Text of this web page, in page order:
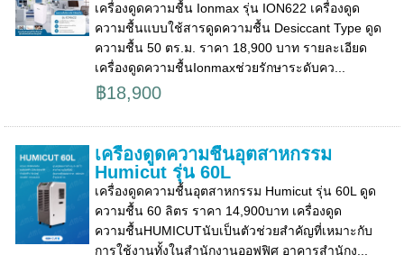
เครื่องดูดความชื้น Ionmax รุ่น ION622 เครื่องดูด
ความชื้นแบบใช้สารดูดความชื้น Desiccant Type ดูด
ความชื้น 50 ตร.ม. ราคา 18,900 บาท รายละเอียด
เครื่องดูดความชื้นIonmaxช่วยรักษาระดับคว...
฿18,900
เครื่องดูดความชื้นอุตสาหกรรม
Humicut รุ่น 60L
เครื่องดูดความชื้นอุตสาหกรรม Humicut รุ่น 60L ดูด
ความชื้น 60 ลิตร ราคา 14,900บาท เครื่องดูด
ความชื้นHUMICUTนับเป็นตัวช่วยสำคัญที่เหมาะกับ
การใช้งานทั้งในสำนักงานออฟฟิศ อาคารสำนักง...